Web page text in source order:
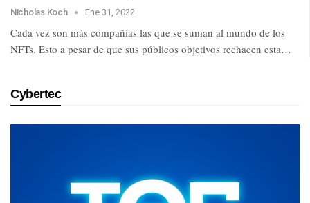
Nicholas Koch Ene 31, 2022
Cada vez son más compañías las que se suman al mundo de los
NFTs. Esto a pesar de que sus públicos objetivos rechacen esta…
Cybertec